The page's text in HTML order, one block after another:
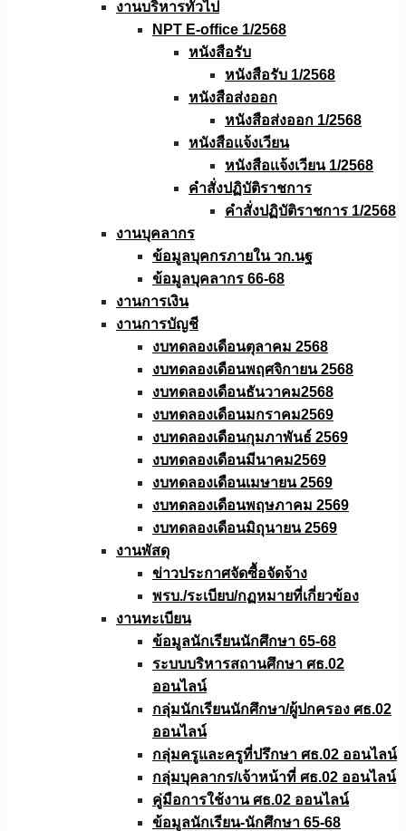
งานบริหารทั่วไป
NPT E-office 1/2568
หนังสือรับ
หนังสือรับ 1/2568
หนังสือส่งออก
หนังสือส่งออก 1/2568
หนังสือแจ้งเวียน
หนังสือเเจ้งเวียน 1/2568
คำสั่งปฏิบัติราชการ
คำสั่งปฏิบัติราชการ 1/2568
งานบุคลากร
ข้อมูลบุคกรภายใน วก.นฐ
ข้อมูลบุคลากร 66-68
งานการเงิน
งานการบัญชี
งบทดลองเดือนตุลาคม 2568
งบทดลองเดือนพฤศจิกายน 2568
งบทดลองเดือนธันวาคม2568
งบทดลองเดือนมกราคม2569
งบทดลองเดือนกุมภาพันธ์ 2569
งบทดลองเดือนมีนาคม2569
งบทดลองเดือนเมษายน 2569
งบทดลองเดือนพฤษภาคม 2569
งบทดลองเดือนมิถุนายน 2569
งานพัสดุ
ข่าวประกาศจัดซื้อจัดจ้าง
พรบ./ระเบียบ/กฏหมายที่เกี่ยวข้อง
งานทะเบียน
ข้อมูลนักเรียนนักศึกษา 65-68
ระบบบริหารสถานศึกษา ศธ.02
ออนไลน์
กลุ่มนักเรียนนักศึกษา/ผู้ปกครอง ศธ.02
ออนไลน์
กลุ่มครูและครูที่ปรึกษา ศธ.02 ออนไลน์
กลุ่มบุคลากร/เจ้าหน้าที่ ศธ.02 ออนไลน์
คู่มือการใช้งาน ศธ.02 ออนไลน์
ข้อมูลนักเรียน-นักศึกษา 65-68